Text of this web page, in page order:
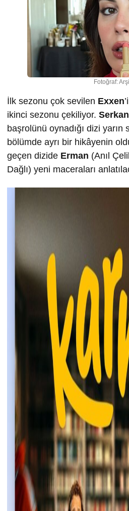
Fotoğraf:
İlk sezonu çok sevilen Exxen
ikinci sezonu çekiliyor.
başrolünü oynadığı dizi yarın
bölümde ayrı bir hikâyenin
geçen dizide Erman (Anıl
Dağlı) yeni maceraları